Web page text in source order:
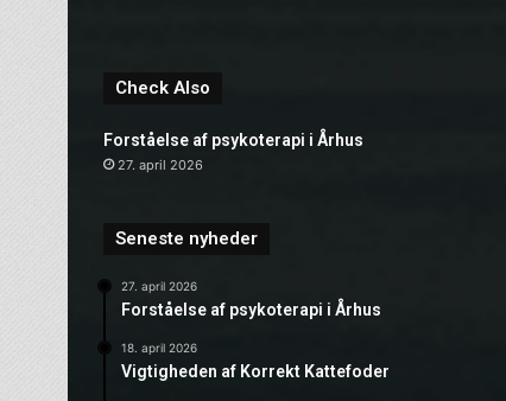
Check Also
Forståelse af psykoterapi i Århus
27. april 2026
Seneste nyheder
27. april 2026
Forståelse af psykoterapi i Århus
18. april 2026
Vigtigheden af Korrekt Kattefoder